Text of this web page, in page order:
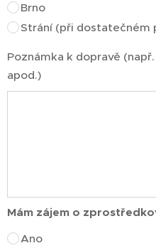
Brno
Strání (při dostatečném
Poznámka k dopravě
apod.)
Mám zájem o
Ano